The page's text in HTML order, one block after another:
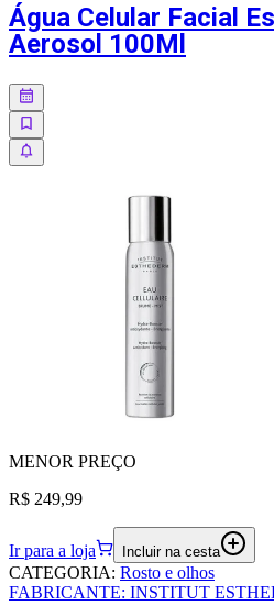
Água Celular Facial
Aerosol 100Ml
MENOR PREÇO
R$ 249,99
Ir para a loja Incluir na cesta
CATEGORIA: Rosto e olhos
FABRICANTE: INSTITUT